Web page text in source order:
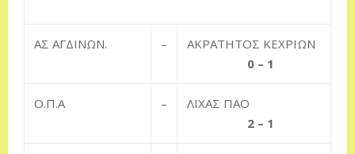
ΑΣ ΑΓΔΙΝΩΝ. –
ΑΚΡΑΤΗΤΟΣ ΚΕΧΡΙΩΝ
0 – 1
Ο.Π.Α –
ΛΙΧΑΣ ΠΑΟ
2 – 1